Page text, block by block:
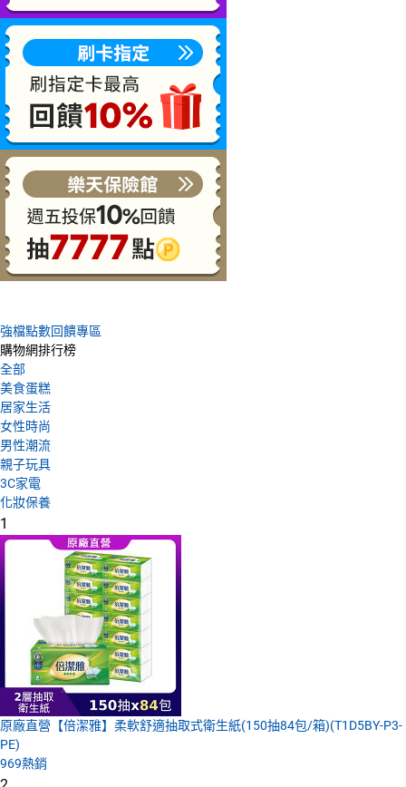
強檔點數回饋專區
購物網排行榜
全部
美食蛋糕
居家生活
女性時尚
男性潮流
親子玩具
3C家電
化妝保養
1
原廠直營【倍潔雅】柔軟舒適抽取式衛生紙(150抽84包/箱)(T1D5BY-P3-
PE)
969熱銷